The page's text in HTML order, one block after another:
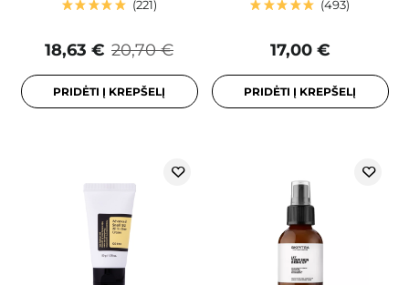
221
20,70 €
18,63 €
PRIDĖTI Į KREPŠELĮ
493
17,00 €
PRIDĖTI Į KREPŠELĮ